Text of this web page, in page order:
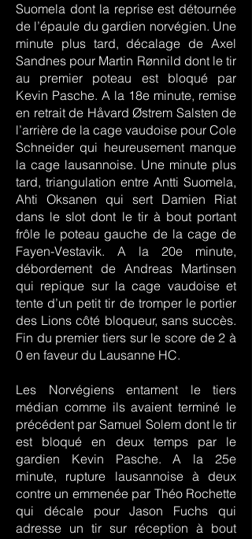
Suomela dont la reprise est détournée
de l’épaule du gardien norvégien. Une
minute plus tard, décalage de Axel
Sandnes pour Martin Rønnild dont le tir
au premier poteau est bloqué par
Kevin Pasche. A la 18e minute, remise
en retrait de Håvard Østrem Salsten de
l’arrière de la cage vaudoise pour Cole
Schneider qui heureusement manque
la cage lausannoise. Une minute plus
tard, triangulation entre Antti Suomela,
Ahti Oksanen qui sert Damien Riat
dans le slot dont le tir à bout portant
frôle le poteau gauche de la cage de
Fayen-Vestavik. A la 20e minute,
débordement de Andreas Martinsen
qui repique sur la cage vaudoise et
tente d’un petit tir de tromper le portier
des Lions côté bloqueur, sans succès.
Fin du premier tiers sur le score de 2 à
0 en faveur du Lausanne HC.
Les Norvégiens entament le tiers
médian comme ils avaient terminé le
précédent par Samuel Solem dont le tir
est bloqué en deux temps par le
gardien Kevin Pasche. A la 25e
minute, rupture lausannoise à deux
contre un emmenée par Théo Rochette
qui décale pour Jason Fuchs qui
adresse un tir sur réception à bout